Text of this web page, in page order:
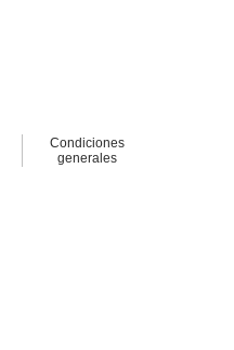
Condiciones
generales